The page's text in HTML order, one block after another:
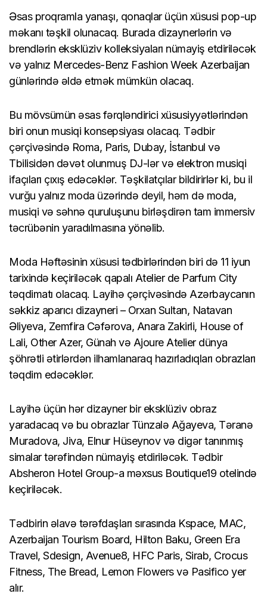
Əsas proqramla yanaşı, qonaqlar üçün xüsusi pop-up
məkanı təşkil olunacaq. Burada dizaynerlərin və
brendlərin eksklüziv kolleksiyaları nümayiş etdiriləcək
və yalnız Mercedes-Benz Fashion Week Azerbaijan
günlərində əldə etmək mümkün olacaq.
Bu mövsümün əsas fərqləndirici xüsusiyyətlərindən
biri onun musiqi konsepsiyası olacaq. Tədbir
çərçivəsində Roma, Paris, Dubay, İstanbul və
Tbilisidən dəvət olunmuş DJ-lər və elektron musiqi
ifaçıları çıxış edəcəklər. Təşkilatçılar bildirirlər ki, bu il
vurğu yalnız moda üzərində deyil, həm də moda,
musiqi və səhnə quruluşunu birləşdirən tam immersiv
təcrübənin yaradılmasına yönəlib.
Moda Həftəsinin xüsusi tədbirlərindən biri də 11 iyun
tarixində keçiriləcək qapalı Atelier de Parfum City
təqdimatı olacaq. Layihə çərçivəsində Azərbaycanın
səkkiz aparıcı dizayneri – Orxan Sultan, Natavan
Əliyeva, Zemfira Cəfərova, Anara Zakirli, House of
Lali, Other Azer, Günah və Ajoure Atelier dünya
şöhrətli ətirlərdən ilhamlanaraq hazırladıqları obrazları
təqdim edəcəklər.
Layihə üçün hər dizayner bir eksklüziv obraz
yaradacaq və bu obrazlar Tünzalə Ağayeva, Təranə
Muradova, Jiva, Elnur Hüseynov və digər tanınmış
simalar tərəfindən nümayiş etdiriləcək. Tədbir
Absheron Hotel Group-a məxsus Boutique19 otelində
keçiriləcək.
Tədbirin əlavə tərəfdaşları sırasında Kspace, MAC,
Azerbaijan Tourism Board, Hilton Baku, Green Era
Travel, Sdesign, Avenue8, HFC Paris, Sirab, Crocus
Fitness, The Bread, Lemon Flowers və Pasifico yer
alır.